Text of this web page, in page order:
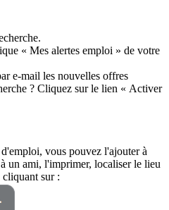
« Mes alertes emploi » de votre
e-mail les nouvelles offres
? Cliquez sur le lien « Activer
vous pouvez l'ajouter à
un ami, l'imprimer, localiser le lieu
sur :